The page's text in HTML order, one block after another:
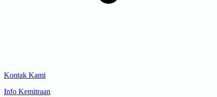
Kontak Kami
Info Kemitraan